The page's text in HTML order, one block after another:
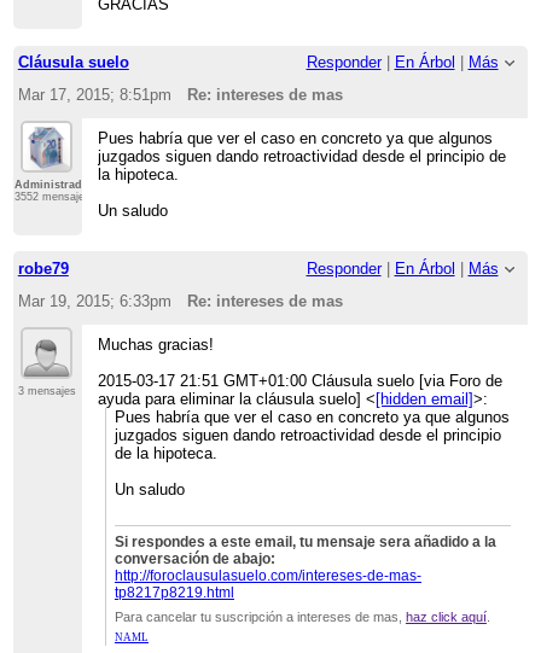
GRACIAS
Cláusula suelo Responder| En Árbol
Más
Mar 17, 2015; 8:51pm
Re: intereses de mas
Administrador
3552 mensajes
Pues habría que ver el caso en concreto ya que algunos
juzgados siguen dando retroactividad desde el principio de
la hipoteca.
Un saludo
robe79 Responder| En Árbol
Más
Mar 19, 2015; 6:33pm
Re: intereses de mas
3 mensajes
Muchas gracias!
2015-03-17 21:51 GMT+01:00 Cláusula suelo [via Foro de
ayuda para eliminar la cláusula suelo]< [hidden email]>:
Pues habría que ver el caso en concreto ya que algunos
juzgados siguen dando retroactividad desde el principio
de la hipoteca.
Un saludo
Si respondes a este email, tu mensaje sera añadido a la
conversación de abajo:
http://foroclausulasuelo.com/intereses-de-mas-
tp8217p8219.html
Para cancelar tu suscripción a intereses de mas, haz click aquí.
NAML